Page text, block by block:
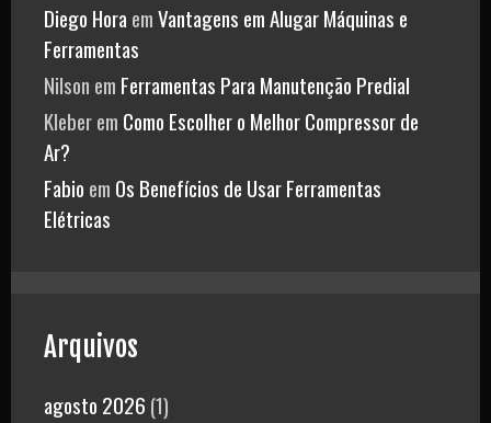
Diego Hora emVantagens em Alugar Máquinas e
Ferramentas
Nilson em Ferramentas Para Manutenção Predial
Kleberem Como Escolher o Melhor Compressor de
Ar?
Fabio em Os Benefícios de Usar Ferramentas
Elétricas
Arquivos
agosto 2026 (1)